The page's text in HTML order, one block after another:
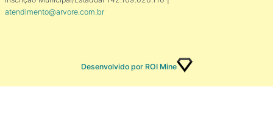
atendimento@arvore.com.br
Desenvolvido por ROI Mine